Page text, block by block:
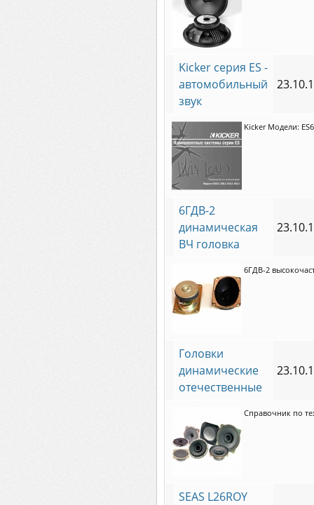
Kicker серия ES -
автомобильный
звук
Kicker Модели:
6ГДВ-2
динамическая
ВЧ головка
6ГДВ-2
Головки
динамические
отечественные
Справочник по
SEAS L26ROY